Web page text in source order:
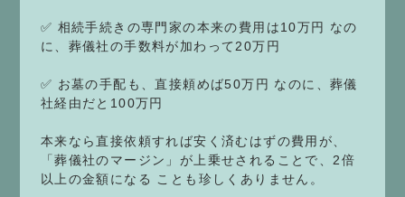
✅ 相続手続きの専門家の本来の費用は10万円 なの
に、葬儀社の手数料が加わって20万円
✅ お墓の手配も、直接頼めば50万円 なのに、葬儀
社経由だと100万円
本来なら直接依頼すれば安く済むはずの費用が、
「葬儀社のマージン」が上乗せされることで、2倍
以上の金額になる ことも珍しくありません。